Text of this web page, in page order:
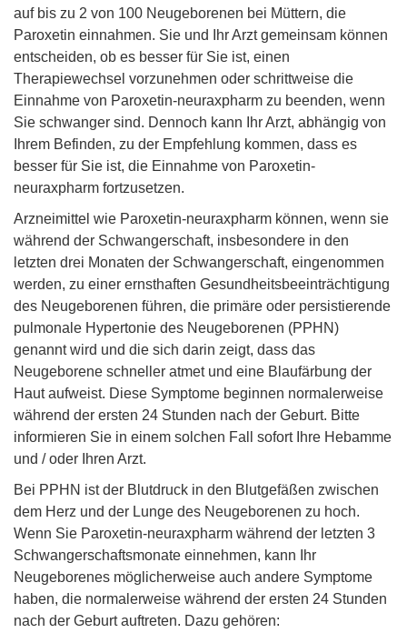
auf bis zu 2 von 100 Neugeborenen bei Müttern, die
Paroxetin einnahmen. Sie und Ihr Arzt gemeinsam können
entscheiden, ob es besser für Sie ist, einen
Therapiewechsel vorzunehmen oder schrittweise die
Einnahme von Paroxetin-neuraxpharm zu beenden, wenn
Sie schwanger sind. Dennoch kann Ihr Arzt, abhängig von
Ihrem Befinden, zu der Empfehlung kommen, dass es
besser für Sie ist, die Einnahme von Paroxetin-
neuraxpharm fortzusetzen.
Arzneimittel wie Paroxetin-neuraxpharm können, wenn sie
während der Schwangerschaft, insbesondere in den
letzten drei Monaten der Schwangerschaft, eingenommen
werden, zu einer ernsthaften Gesundheitsbeeinträchtigung
des Neugeborenen führen, die primäre oder persistierende
pulmonale Hypertonie des Neugeborenen (PPHN)
genannt wird und die sich darin zeigt, dass das
Neugeborene schneller atmet und eine Blaufärbung der
Haut aufweist. Diese Symptome beginnen normalerweise
während der ersten 24 Stunden nach der Geburt. Bitte
informieren Sie in einem solchen Fall sofort Ihre Hebamme
und / oder Ihren Arzt.
Bei PPHN ist der Blutdruck in den Blutgefäßen zwischen
dem Herz und der Lunge des Neugeborenen zu hoch.
Wenn Sie Paroxetin-neuraxpharm während der letzten 3
Schwangerschaftsmonate einnehmen, kann Ihr
Neugeborenes möglicherweise auch andere Symptome
haben, die normalerweise während der ersten 24 Stunden
nach der Geburt auftreten. Dazu gehören: